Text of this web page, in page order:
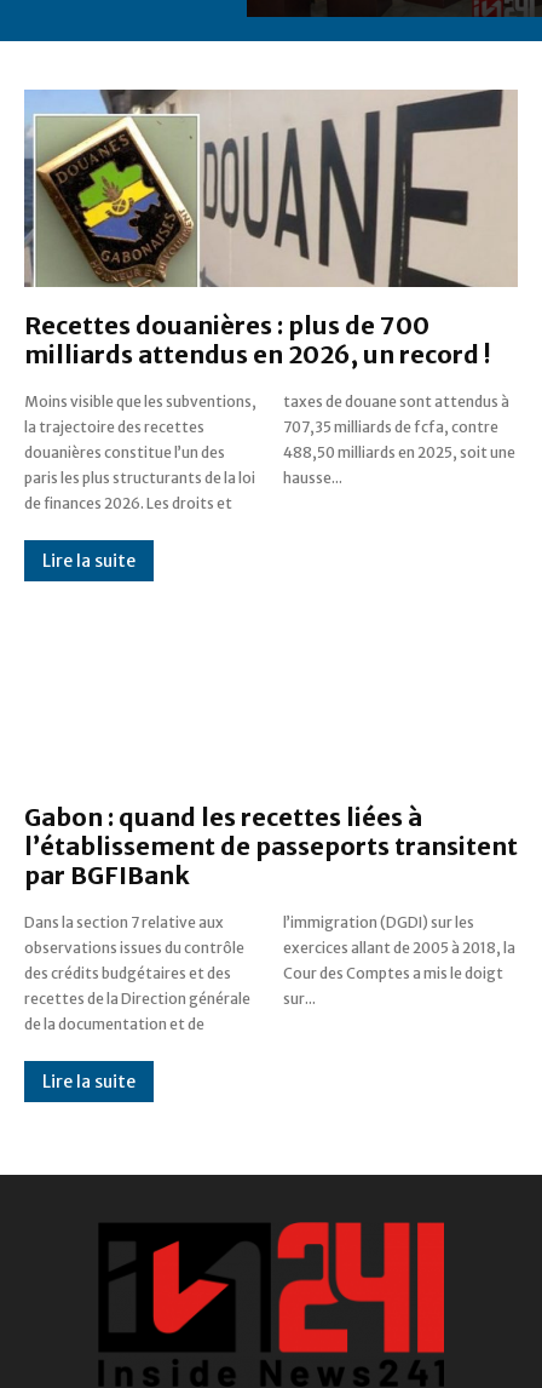
Recettes douanières : plus de 700
milliards attendus en 2026, un record !
Moins visible que les subventions,
la trajectoire des recettes
douanières constitue l’un des
paris les plus structurants de la loi
de finances 2026. Les droits et
taxes de douane sont attendus à
707,35 milliards de fcfa, contre
488,50 milliards en 2025, soit une
hausse...
Lire la suite
Gabon : quand les recettes liées à
l’établissement de passeports transitent
par BGFIBank
Dans la section 7 relative aux
observations issues du contrôle
des crédits budgétaires et des
recettes de la Direction générale
de la documentation et de
l’immigration (DGDI) sur les
exercices allant de 2005 à 2018, la
Cour des Comptes a mis le doigt
sur...
Lire la suite